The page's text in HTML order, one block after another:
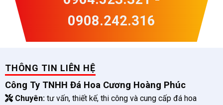
0908.242.316
THÔNG TIN LIÊN HỆ
Công Ty TNHH Đá Hoa Cương Hoàng Phúc
Chuyên:tư vấn, thiết kế, thi công và cung cấp đá hoa